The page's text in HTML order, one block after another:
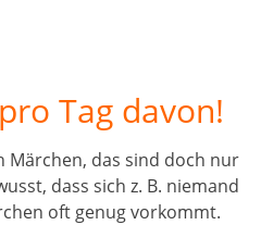
Tag davon!
Märchen, das sind doch nur
dass sich z. B. niemand
oft genug vorkommt.